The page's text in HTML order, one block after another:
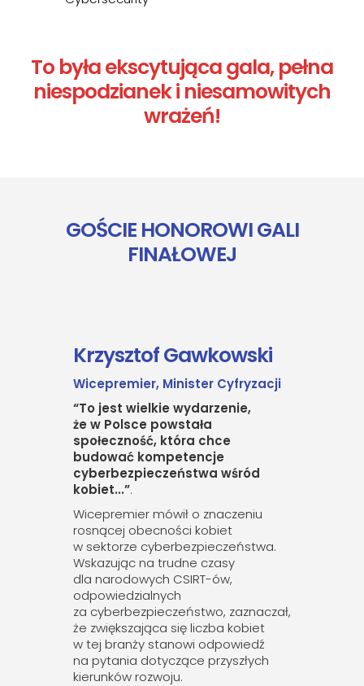
To była ekscytująca gala, pełna
niespodzianek i niesamowitych
wrażeń!
GOŚCIE HONOROWI GALI
FINAŁOWEJ
Krzysztof Gawkowski
Wicepremier, Minister Cyfryzacji
“To jest wielkie wydarzenie,
że w Polsce powstała
społeczność, która chce
budować kompetencje
cyberbezpieczeństwa wśród
kobiet...”.
Wicepremier mówił o znaczeniu
rosnącej obecności kobiet
w sektorze cyberbezpieczeństwa.
Wskazując na trudne czasy
dla narodowych CSIRT-ów,
odpowiedzialnych
za cyberbezpieczeństwo, zaznaczał,
że zwiększająca się liczba kobiet
w tej branży stanowi odpowiedź
na pytania dotyczące przyszłych
kierunków rozwoju.